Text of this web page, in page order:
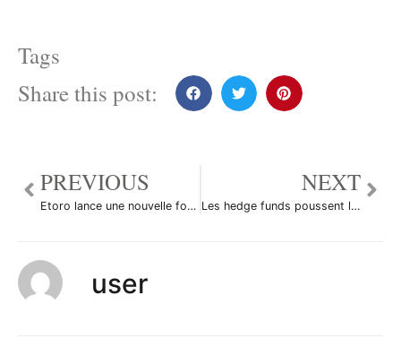
Tags
Share this post:
PREVIOUS
Etoro lance une nouvelle fonctionnalité pour son réseau social: CopyTrader
NEXT
Les hedge funds poussent l’EURGBP avant la BCE
user